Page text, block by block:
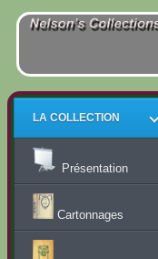
LA COLLECTION
Présentation
Cartonnages